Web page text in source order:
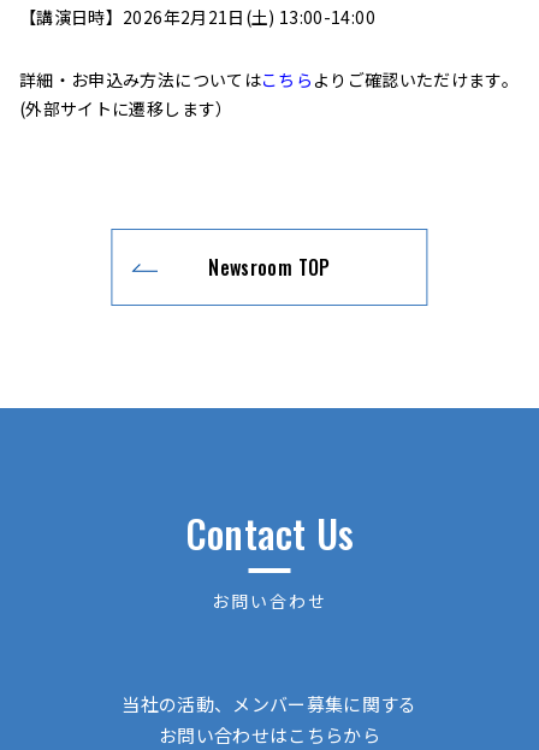
【講演日時】2026年2月21日(土) 13:00-14:00
詳細・お申込み方法についてはこちら よりご確認いただけます。
(外部サイトに遷移します）
Newsroom TOP
Contact Us
お問い合わせ
当社の活動、メンバー募集に関する
お問い合わせはこちらから